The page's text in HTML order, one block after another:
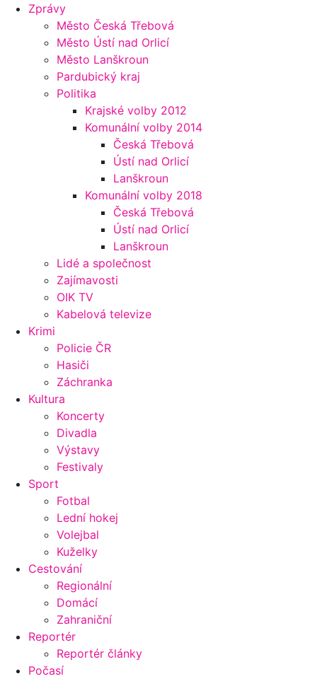
Zprávy
Město Česká Třebová
Město Ústí nad Orlicí
Město Lanškroun
Pardubický kraj
Politika
Krajské volby 2012
Komunální volby 2014
Česká Třebová
Ústí nad Orlicí
Lanškroun
Komunální volby 2018
Česká Třebová
Ústí nad Orlicí
Lanškroun
Lidé a společnost
Zajímavosti
OIK TV
Kabelová televize
Krimi
Policie ČR
Hasiči
Záchranka
Kultura
Koncerty
Divadla
Výstavy
Festivaly
Sport
Fotbal
Lední hokej
Volejbal
Kuželky
Cestování
Regionální
Domácí
Zahraniční
Reportér
Reportér články
Počasí